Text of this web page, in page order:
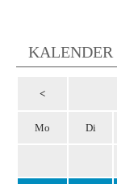
KALENDER
<
Mo Di